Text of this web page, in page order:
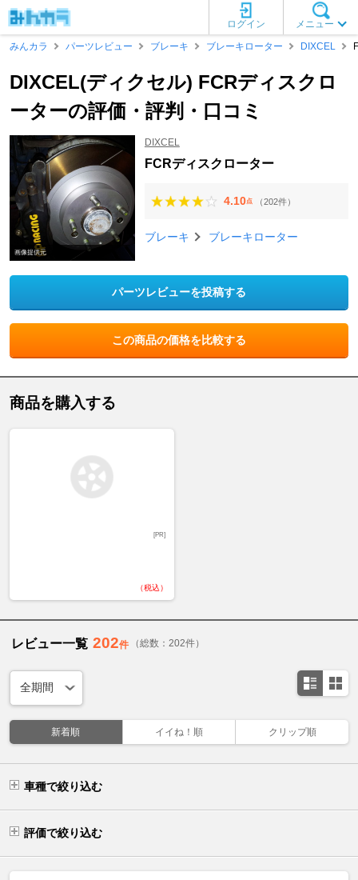
メニュー
ログイン
みんカラ
パーツレビュー ブレーキ ブレーキローター DIXCEL
DIXCEL(ディクセル) FCRディスクロ
ーターの評価・評判・口コミ
画像提供元
DIXCEL
FCRディスクローター
4.10点 （202件）
ブレーキ ブレーキローター
パーツレビューを投稿する
この商品の価格を比較する
商品を購入する
[PR]
（税込）
レビュー一覧 202件 （総数：202件）
新着順 イイね！順 クリップ順
車種で絞り込む
評価で絞り込む